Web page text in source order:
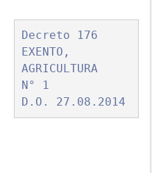
Decreto 176
EXENTO,
AGRICULTURA
N° 1
D.O. 27.08.2014